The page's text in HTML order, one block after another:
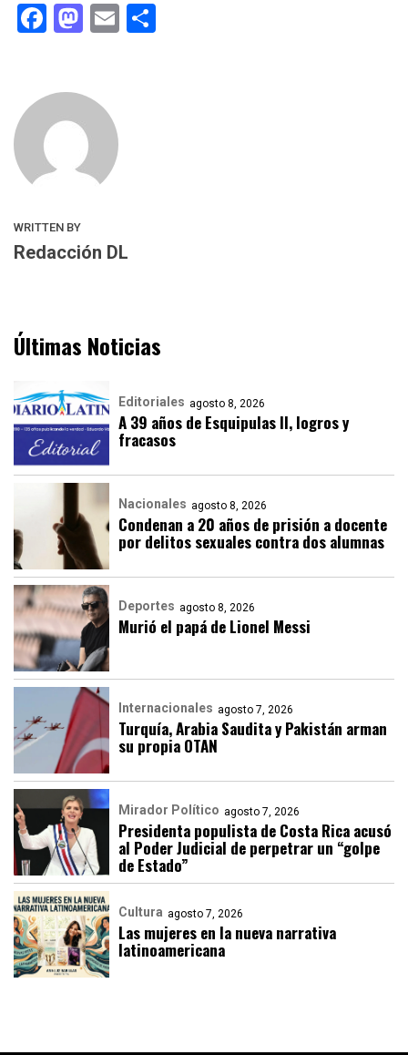
Facebook
Mastodon
Email
WRITTEN BY
Redacción DL
Últimas Noticias
Editoriales agosto 8, 2026
A 39 años de Esquipulas II, logros y
fracasos
Nacionales agosto 8, 2026
Condenan a 20 años de prisión a docente
por delitos sexuales contra dos alumnas
Deportes agosto 8, 2026
Murió el papá de Lionel Messi
Internacionales agosto 7, 2026
Turquía, Arabia Saudita y Pakistán arman
su propia OTAN
Mirador Político agosto 7, 2026
Presidenta populista de Costa Rica acusó
al Poder Judicial de perpetrar un “golpe
de Estado”
Cultura agosto 7, 2026
Las mujeres en la nueva narrativa
latinoamericana